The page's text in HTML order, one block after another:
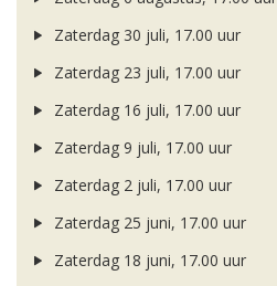
Zaterdag 30 juli, 17.00 uur
Zaterdag 23 juli, 17.00 uur
Zaterdag 16 juli, 17.00 uur
Zaterdag 9 juli, 17.00 uur
Zaterdag 2 juli, 17.00 uur
Zaterdag 25 juni, 17.00 uur
Zaterdag 18 juni, 17.00 uur